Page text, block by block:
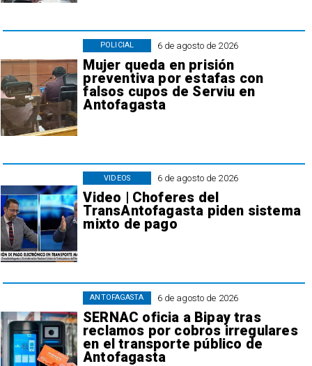
6 de agosto de 2026
Mujer queda en prisión
preventiva por estafas con
falsos cupos de Serviu en
Antofagasta
POLICIAL
6 de agosto de 2026
Video | Choferes del
TransAntofagasta piden sistema
mixto de pago
VIDEOS
6 de agosto de 2026
SERNAC oficia a Bipay tras
reclamos por cobros irregulares
en el transporte público de
Antofagasta
ANTOFAGASTA